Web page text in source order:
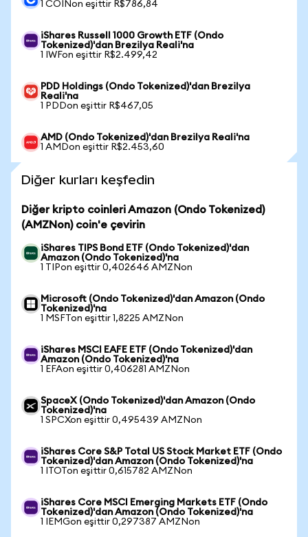
1 COINon eşittir R$786,84
iShares Russell 1000 Growth ETF (Ondo
Tokenized)'dan Brezilya Reali'na
1 IWFon eşittir R$2.499,42
PDD Holdings (Ondo Tokenized)'dan Brezilya
Reali'na
1 PDDon eşittir R$467,05
AMD (Ondo Tokenized)'dan Brezilya Reali'na
1 AMDon eşittir R$2.453,60
Diğer kurları keşfedin
Diğer kripto coinleri Amazon (Ondo Tokenized)
(AMZNon) coin'e çevirin
iShares TIPS Bond ETF (Ondo Tokenized)'dan
Amazon (Ondo Tokenized)'na
1 TIPon eşittir 0,402646 AMZNon
Microsoft (Ondo Tokenized)'dan Amazon (Ondo
Tokenized)'na
1 MSFTon eşittir 1,8225 AMZNon
iShares MSCI EAFE ETF (Ondo Tokenized)'dan
Amazon (Ondo Tokenized)'na
1 EFAon eşittir 0,406281 AMZNon
SpaceX (Ondo Tokenized)'dan Amazon (Ondo
Tokenized)'na
1 SPCXon eşittir 0,495439 AMZNon
iShares Core S&P Total US Stock Market ETF (Ondo
Tokenized)'dan Amazon (Ondo Tokenized)'na
1 ITOTon eşittir 0,615782 AMZNon
iShares Core MSCI Emerging Markets ETF (Ondo
Tokenized)'dan Amazon (Ondo Tokenized)'na
1 IEMGon eşittir 0,297387 AMZNon